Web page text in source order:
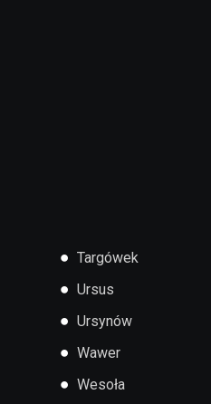
● Targówek
● Ursus
● Ursynów
● Wawer
● Wesoła